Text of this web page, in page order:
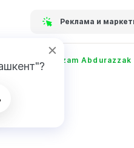
Реклама и
Melikuziev Azam Abdurazzak
Ogli